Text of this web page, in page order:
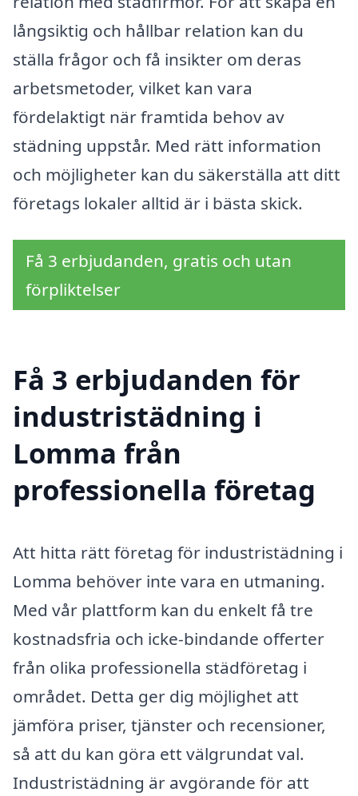
långsiktig och hållbar relation kan du
ställa frågor och få insikter om deras
arbetsmetoder, vilket kan vara
fördelaktigt när framtida behov av
städning uppstår. Med rätt information
och möjligheter kan du säkerställa att ditt
företags lokaler alltid är i bästa skick.
Få 3 erbjudanden, gratis och utan
förpliktelser
Få 3 erbjudanden för
industristädning i
Lomma från
professionella företag
Att hitta rätt företag för industristädning i
Lomma behöver inte vara en utmaning.
Med vår plattform kan du enkelt få tre
kostnadsfria och icke-bindande offerter
från olika professionella städföretag i
området. Detta ger dig möjlighet att
jämföra priser, tjänster och recensioner,
så att du kan göra ett välgrundat val.
Industristädning är avgörande för att